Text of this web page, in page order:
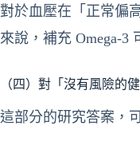
對於血壓在「正常偏
來說，補充 Omega-3
（四）對「沒有風險的
這部分的研究答案，